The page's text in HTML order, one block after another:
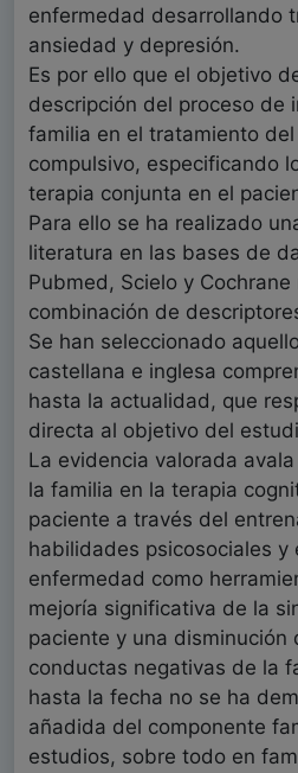
enfermedad desarrollando
ansiedad y depresión.
Es por ello que el objetivo
descripción del proceso de
familia en el tratamiento
compulsivo, especificando
terapia conjunta en el
Para ello se ha realizado
literatura en las bases de
Pubmed, Scielo y
combinación de
Se han seleccionado
castellana e inglesa
hasta la actualidad, que
directa al objetivo del
La evidencia valorada
la familia en la terapia
paciente a través del
habilidades psicosociales y
enfermedad como
mejoría significativa de la
paciente y una disminución
conductas negativas de la
hasta la fecha no se ha
añadida del componente
estudios, sobre todo en